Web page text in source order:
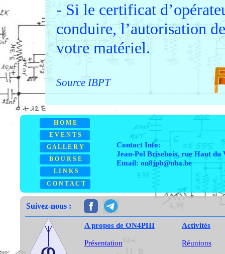
- Si le certificat
conduire, l’autorisation
votre matériel.
Source IBPT
Activités
Réunions
A propos de ON4PHI
Présentation
Suivez-nous :
C O N T A C T
L I N K S
Contact Info:
Jean-Pol Brisebois, rue Haut
Email: on8jpb@uba.be
B O U R S E
G A L L E R Y
E V E N T S
H O M E